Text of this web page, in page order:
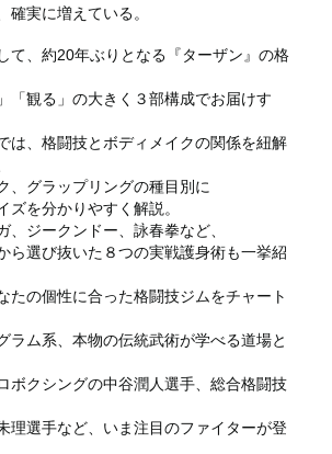
確実に増えている。
て、約20年ぶりとなる『ターザン』の格
「観る」の大きく３部構成でお届けす
は、格闘技とボディメイクの関係を紐解
、グラップリングの種目別に
ズを分かりやすく解説。
、ジークンドー、詠春拳など、
ら選び抜いた８つの実戦護身術も一挙紹
たの個性に合った格闘技ジムをチャート
ラム系、本物の伝統武術が学べる道場と
ボクシングの中谷潤人選手、総合格闘技
理選手など、いま注目のファイターが登